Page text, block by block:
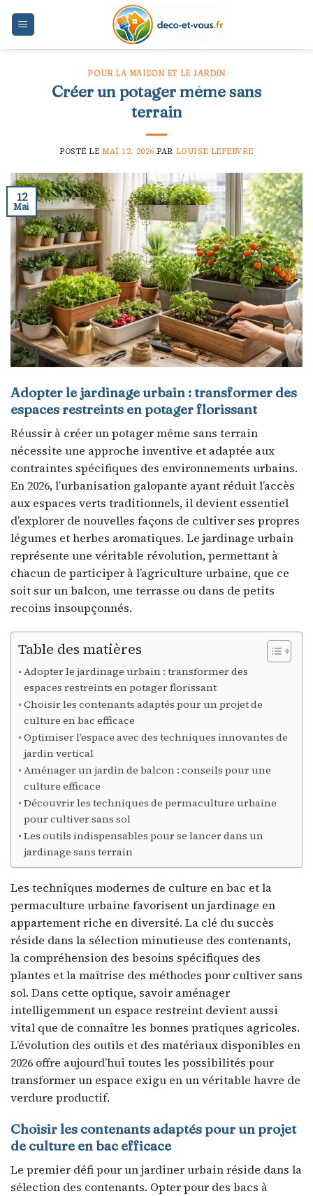
POUR LA MAISON ET LE JARDIN
Créer un potager même sans
terrain
POSTÉ LEMAI 12, 2026 PAR LOUISE LEFEBVRE
12
Mai
Adopter le jardinage urbain : transformer des
espaces restreints en potager florissant
Réussir à créer un potager même sans terrain
nécessite une approche inventive et adaptée aux
contraintes spécifiques des environnements urbains.
En 2026, l’urbanisation galopante ayant réduit l’accès
aux espaces verts traditionnels, il devient essentiel
d’explorer de nouvelles façons de cultiver ses propres
légumes et herbes aromatiques. Le jardinage urbain
représente une véritable révolution, permettant à
chacun de participer à l’agriculture urbaine, que ce
soit sur un balcon, une terrasse ou dans de petits
recoins insoupçonnés.
Table des matières
Adopter le jardinage urbain : transformer des
espaces restreints en potager florissant
Choisir les contenants adaptés pour un projet de
culture en bac efficace
Optimiser l’espace avec des techniques innovantes de
jardin vertical
Aménager un jardin de balcon : conseils pour une
culture efficace
Découvrir les techniques de permaculture urbaine
pour cultiver sans sol
Les outils indispensables pour se lancer dans un
jardinage sans terrain
Les techniques modernes de culture en bac et la
permaculture urbaine favorisent un jardinage en
appartement riche en diversité. La clé du succès
réside dans la sélection minutieuse des contenants,
la compréhension des besoins spécifiques des
plantes et la maîtrise des méthodes pour cultiver sans
sol. Dans cette optique, savoir aménager
intelligemment un espace restreint devient aussi
vital que de connaître les bonnes pratiques agricoles.
L’évolution des outils et des matériaux disponibles en
2026 offre aujourd’hui toutes les possibilités pour
transformer un espace exigu en un véritable havre de
verdure productif.
Choisir les contenants adaptés pour un projet
de culture en bac efficace
Le premier défi pour un jardiner urbain réside dans la
sélection des contenants. Opter pour des bacs à